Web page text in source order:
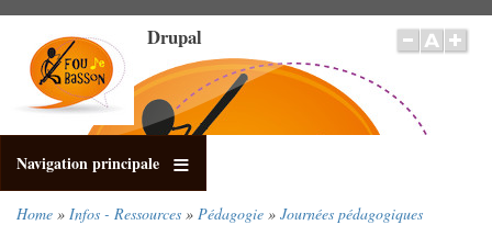
contenuto
principale
Drupal
Navigation principale
Home Infos - Ressources Pédagogie Journées pédagogiques